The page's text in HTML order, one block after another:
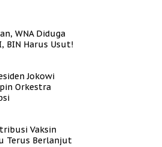
WNA Diduga
BIN Harus Usut!
Jokowi
Orkestra
Vaksin
Terus Berlanjut